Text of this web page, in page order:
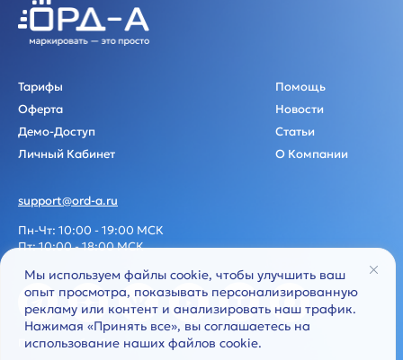
Мы используем файлы cookie, чтобы улучшить ваш
опыт просмотра, показывать персонализированную
рекламу или контент и анализировать наш трафик.
Нажимая «Принять все», вы соглашаетесь на
использование наших файлов cookie.
Тарифы
Оферта
Демо-Доступ
Личный Кабинет
Помощь
Новости
Статьи
О Компании
support@ord-a.ru
Пн-Чт: 10:00 - 19:00 МСК
Пт: 10:00 - 18:00 МСК
Политика обработки персональных данных